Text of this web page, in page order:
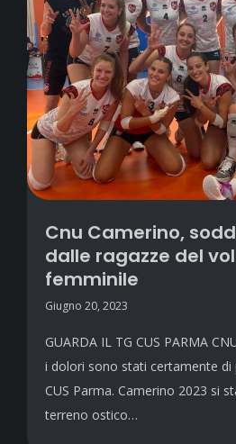
Cnu Camerino,
dalle ragazze del
femminile
Giugno 20, 2023
GUARDA IL TG CUS PARMA
i dolori sono stati certamente di
CUS Parma. Camerino 2023 si
terreno ostico…